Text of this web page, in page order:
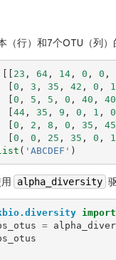
（行）和7个OTU（列）
[[ 23 , 64, 14, 0 , 0 ,
[0 , 3 , 35 , 42 , 0 ,
[0 , 5 , 5 , 0 , 40 , 40
[44, 35 , 9 , 0 , 1 , 0
[0 , 2 , 8 , 0 , 35 , 45
[0 , 0 , 25 , 35 , 0 ,
( 'ABCDEF' )
alpha_diversity
import
=